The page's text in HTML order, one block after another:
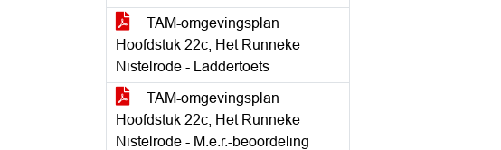
TAM-omgevingsplan
Hoofdstuk 22c, Het Runneke
Nistelrode - Laddertoets
TAM-omgevingsplan
Hoofdstuk 22c, Het Runneke
Nistelrode - M.e.r.-beoordeling